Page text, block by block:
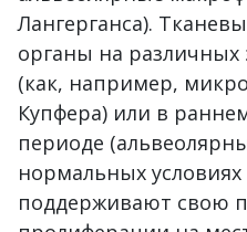
Лангерганса).
органы на различных
(как, например,
Купфера) или в
периоде
нормальных
поддерживают свою